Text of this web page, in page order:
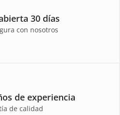
30 días
con nosotros
de experiencia
de calidad